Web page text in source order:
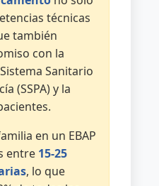
técnicas
también
con la
Sanitario
(SSPA) y la
en un EBAP
entre 15-25
, lo que